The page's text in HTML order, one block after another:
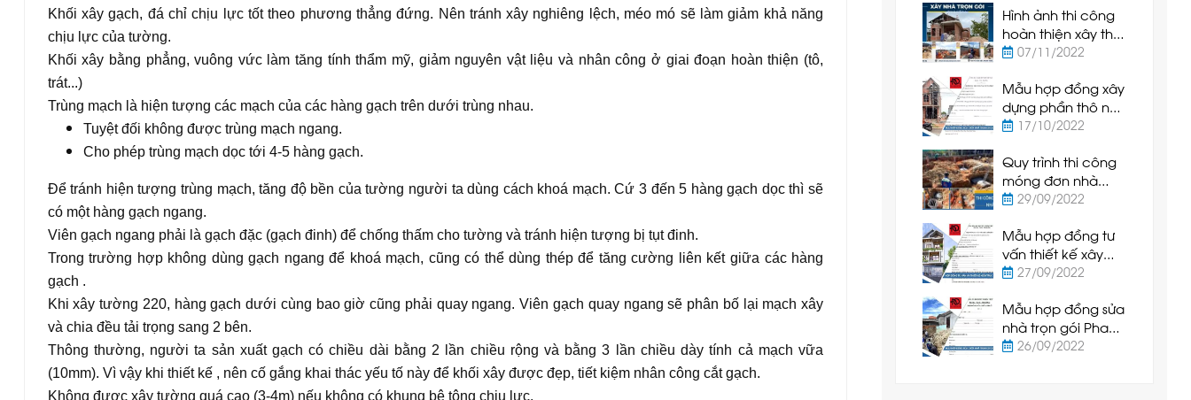
Khối xây gạch, đá chỉ chịu lực tốt theo phương thẳng đứng. Nên tránh xây nghiêng lệch, méo mó sẽ làm giảm khả năng
chịu lực của tường.
Khối xây bằng phẳng, vuông vức làm tăng tính thẩm mỹ, giảm nguyên vật liệu và nhân công ở giai đoạn hoàn thiện (tô,
trát...)
Trùng mạch là hiện tượng các mạch của các hàng gạch trên dưới trùng nhau.
Tuyệt đối không được trùng mạch ngang.
Cho phép trùng mạch dọc tới 4-5 hàng gạch.
Để tránh hiện tượng trùng mạch, tăng độ bền của tường người ta dùng cách khoá mạch. Cứ 3 đến 5 hàng gạch dọc thì sẽ
có một hàng gạch ngang.
Viên gạch ngang phải là gạch đặc (gạch đinh) để chống thấm cho tường và tránh hiện tượng bị tụt đinh.
Trong trường hợp không dùng gạch ngang để khoá mạch, cũng có thể dùng thép để tăng cường liên kết giữa các hàng
gạch .
Khi xây tường 220, hàng gạch dưới cùng bao giờ cũng phải quay ngang. Viên gạch quay ngang sẽ phân bố lại mạch xây
và chia đều tải trọng sang 2 bên.
Thông thường, người ta sản xuất gạch có chiều dài bằng 2 lần chiều rộng và bằng 3 lần chiều dày tính cả mạch vữa
(10mm). Vì vậy khi thiết kế , nên cố gắng khai thác yếu tố này để khối xây được đẹp, tiết kiệm nhân công cắt gạch.
Không được xây tường quá cao (3-4m) nếu không có khung bê tông chịu lực.
Hình ảnh thi công
hoàn thiện xây thô
nhà cấp 4 tại Hàm
07/11/2022
Mẫu hợp đồng xây
dựng phần thô nhà
ở Phan Thiết
17/10/2022
Quy trình thi công
móng đơn nhà
cấp 4 tại Phan
29/09/2022
Mẫu hợp đồng tư
vấn thiết kế xây
dựng Phan Thiết
27/09/2022
Mẫu hợp đồng sửa
nhà trọn gói Phan
Thiết 2022 mới nhất
26/09/2022